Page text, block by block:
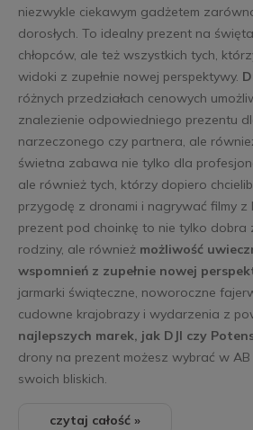
niezwykle ciekawym gadżetem
dorosłych. To idealny prezent na
chłopców, ale też wszystkich tych,
widoki z zupełnie nowej perspektywy.
różnych przedziałach cenowych
znalezienie odpowiedniego prezentu
narzeczonego czy partnera, ale
świetna zabawa nie tylko dla
ale również tych, którzy dopiero
przygodę z dronami i nagrywać filmy z
prezent pod choinkę to nie tylko dobra
rodziny, ale również możliwość
wspomnień z zupełnie nowej
jarmarki świąteczne, noworoczne
cudowne krajobrazy i wydarzenia z
najlepszych marek, jak DJI czy
drony na prezent możesz wybrać w
swoich bliskich.
czytaj całość »